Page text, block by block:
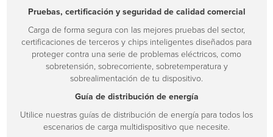
Pruebas, certificación y seguridad de calidad comercial
Carga de forma segura con las mejores pruebas del sector,
certificaciones de terceros y chips inteligentes diseñados para
proteger contra una serie de problemas eléctricos, como
sobretensión, sobrecorriente, sobretemperatura y
sobrealimentación de tu dispositivo.
Guía de distribución de energía
Utilice nuestras guías de distribución de energía para todos los
escenarios de carga multidispositivo que necesite.